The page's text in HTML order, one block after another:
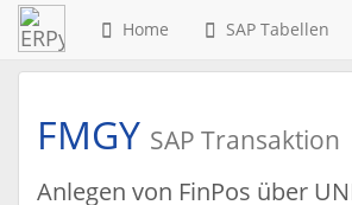
Home SAP Tabellen
FMGY SAP Transaktion
Anlegen von FinPos über